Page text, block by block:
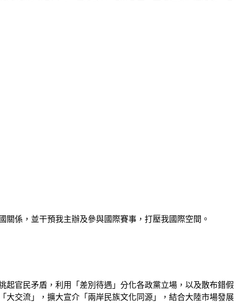
係，並干預我主辦及參與國際賽事，打壓我國際空間。
官民矛盾，利用「差別待遇」分化各政黨立場，以及散布錯假
交流」，擴大宣介「兩岸民族文化同源」，結合大陸市場發展